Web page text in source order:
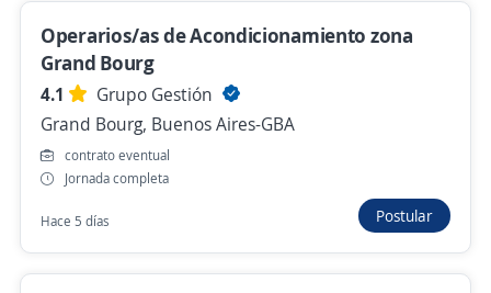
4,3
Adecco Argentina S.A.
Pilar, Buenos Aires
Hace 15 horas
Operario logística (req211343) Eventual
4,3
Gral. Pacheco, Buenos Aires
Operarios/as de Acondicionamiento zona
Grand Bourg
4.1
Grupo Gestión
Grand Bourg, Buenos Aires-GBA
contrato eventual
Jornada completa
Hace 5 días Postular